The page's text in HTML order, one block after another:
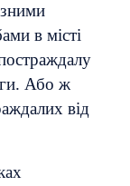
в місті
Або ж
від